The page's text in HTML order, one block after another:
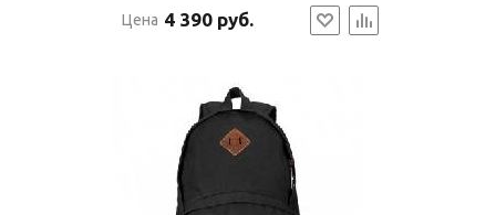
Цена 4 390 руб.